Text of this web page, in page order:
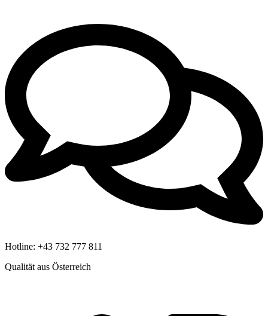
Hotline: +43 732 777 811
Qualität aus Österreich